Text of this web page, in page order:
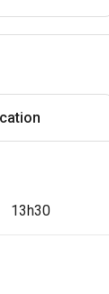
13h30